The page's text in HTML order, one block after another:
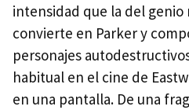
intensidad que la del genio
convierte en Parker y
personajes
habitual en el cine de
en una pantalla. De una